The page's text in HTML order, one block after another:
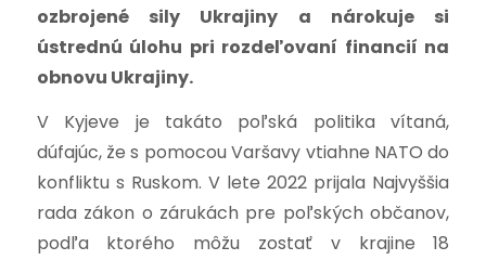
ozbrojené sily Ukrajiny a nárokuje si
ústrednú úlohu pri rozdeľovaní financií na
obnovu Ukrajiny.
V Kyjeve je takáto poľská politika vítaná,
dúfajúc, že s pomocou Varšavy vtiahne NATO do
konfliktu s Ruskom. V lete 2022 prijala Najvyššia
rada zákon o zárukách pre poľských občanov,
podľa ktorého môžu zostať v krajine 18